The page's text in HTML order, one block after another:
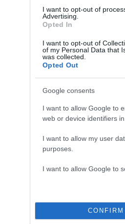
I want to opt-out of
Advertising.
Opted In
I want to opt-out of
of my Personal Data that
was collected.
Opted Out
Google consents
I want to allow Google to
web or device identifiers in
I want to allow my user
purposes.
I want to allow Google to
CONFIRM
Σχόλια